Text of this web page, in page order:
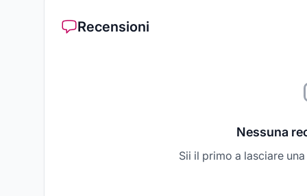
Recensioni
Nessuna
Sii il primo a lasciare